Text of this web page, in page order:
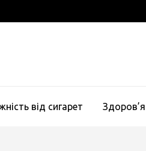
від сигарет Здоров’я